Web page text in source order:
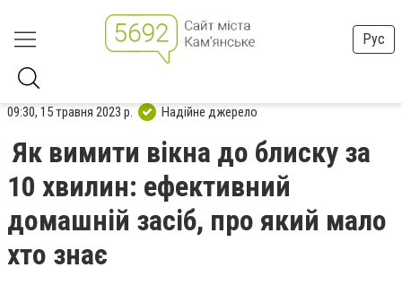
Рус
09:30, 15 травня 2023 р. Надійне джерело
Як вимити вікна до блиску за
10 хвилин: ефективний
домашній засіб, про який мало
хто знає